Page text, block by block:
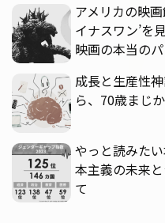
アメリカの映
イナスワン’を
映画の本当の
成長と生産性
ら、70歳まじ
やっと読みた
本主義の未来
て